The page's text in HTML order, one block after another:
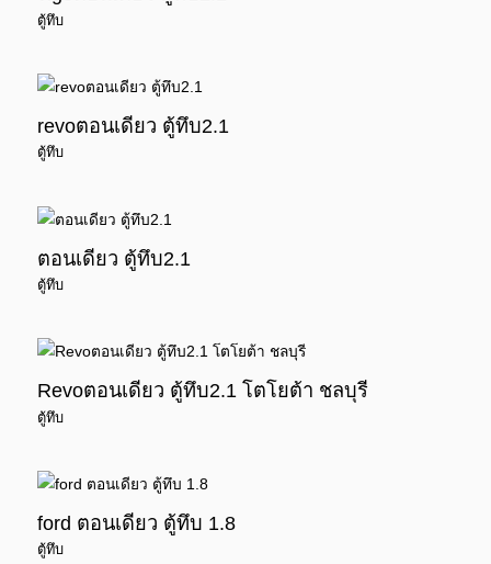
ตู้ทึบ
revoตอนเดียว ตู้ทึบ2.1
ตู้ทึบ
ตอนเดียว ตู้ทึบ2.1
ตู้ทึบ
Revoตอนเดียว ตู้ทึบ2.1 โตโยต้า ชลบุรี
ตู้ทึบ
ford ตอนเดียว ตู้ทึบ 1.8
ตู้ทึบ